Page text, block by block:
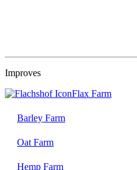
Improves
Flax Farm
Barley Farm
Oat Farm
Hemp Farm